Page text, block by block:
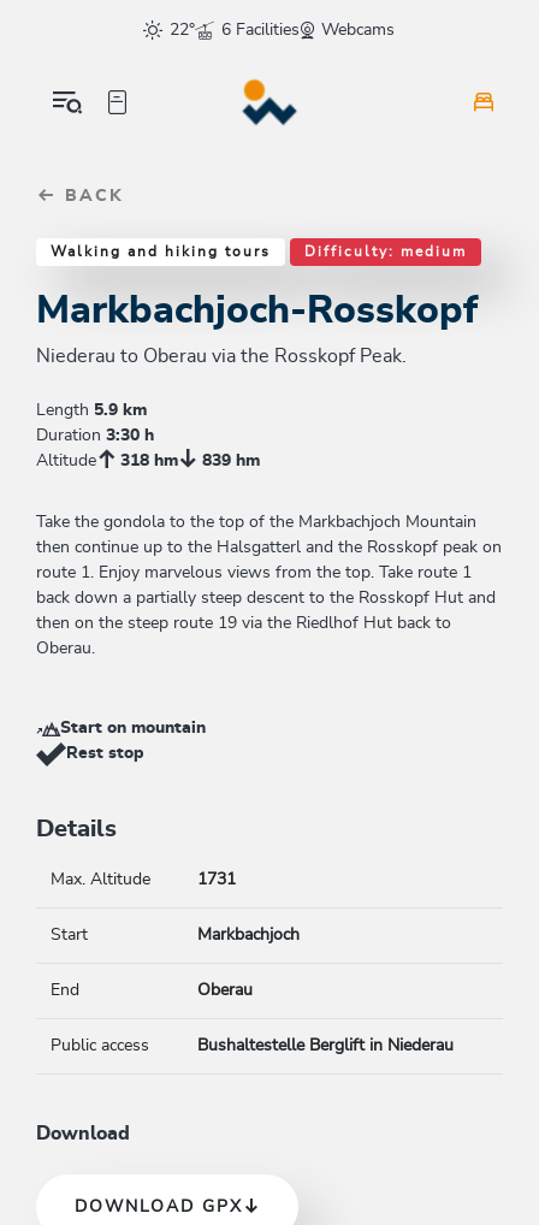
sr.skip-to.main-content
sr.skip-to.table-of-contents
sr.skip-to.main-navigation
22°
6 Facilities Webcams
BACK
Walking and hiking tours Difficulty: medium
Markbachjoch-Rosskopf
Niederau to Oberau via the Rosskopf Peak.
Length 5.9 km
Duration 3:30 h
Altitude
318 hm 839 hm
Take the gondola to the top of the Markbachjoch Mountain
then continue up to the Halsgatterl and the Rosskopf peak on
route 1. Enjoy marvelous views from the top. Take route 1
back down a partially steep descent to the Rosskopf Hut and
then on the steep route 19 via the Riedlhof Hut back to
Oberau.
Start on mountain
Rest stop
Details
Max. Altitude 1731
Start Markbachjoch
End Oberau
Public access Bushaltestelle Berglift in Niederau
Download
DOWNLOAD GPX